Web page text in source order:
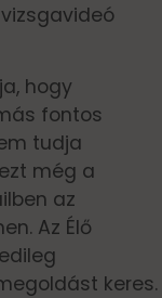
hogy
fontos
tudja
még a
az
Az Élő
keres.